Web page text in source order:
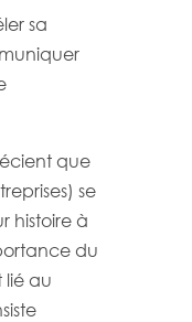
sa
que
se
histoire à
du
lié au